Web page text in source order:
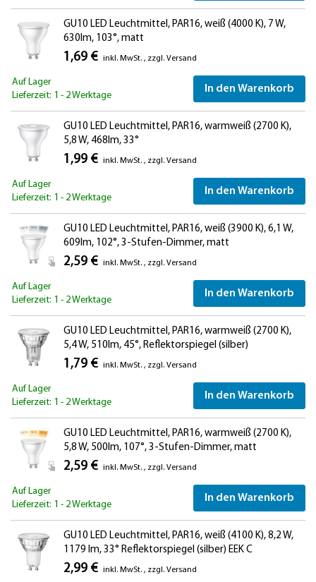
GU10 LED Leuchtmittel, PAR16, weiß (4000 K), 7 W,
630lm, 103°, matt
1,69 € inkl. MwSt. , zzgl. Versand
Auf Lager
Lieferzeit: 1 - 2 Werktage
In den Warenkorb
GU10 LED Leuchtmittel, PAR16, warmweiß (2700 K),
5,8 W, 468lm, 33°
1,99 € inkl. MwSt. , zzgl. Versand
Auf Lager
Lieferzeit: 1 - 2 Werktage
In den Warenkorb
GU10 LED Leuchtmittel, PAR16, weiß (3900 K), 6,1 W,
609lm, 102°, 3-Stufen-Dimmer, matt
2,59 € inkl. MwSt. , zzgl. Versand
Auf Lager
Lieferzeit: 1 - 2 Werktage
In den Warenkorb
GU10 LED Leuchtmittel, PAR16, warmweiß (2700 K),
5,4 W, 510lm, 45°, Reflektorspiegel (silber)
1,79 € inkl. MwSt. , zzgl. Versand
Auf Lager
Lieferzeit: 1 - 2 Werktage
In den Warenkorb
GU10 LED Leuchtmittel, PAR16, warmweiß (2700 K),
5,8 W, 500lm, 107°, 3-Stufen-Dimmer, matt
2,59 € inkl. MwSt. , zzgl. Versand
Auf Lager
Lieferzeit: 1 - 2 Werktage
In den Warenkorb
GU10 LED Leuchtmittel, PAR16, weiß (4100 K), 8,2 W,
1179 lm, 33° Reflektorspiegel (silber) EEK C
2,99 € inkl. MwSt. , zzgl. Versand